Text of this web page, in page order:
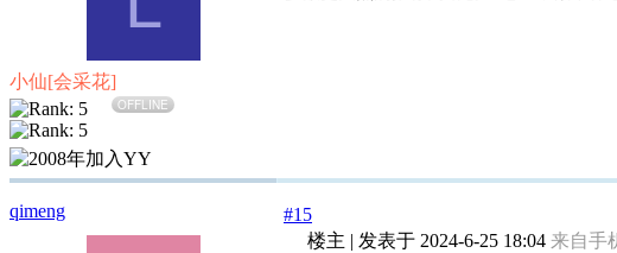
小仙[会采花]
OFFLINE
qimeng
#15
楼主 | 发表于 2024-6-25 18:04 来自手